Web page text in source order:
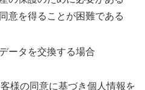
意を得ることが困難である
ータを交換する場合
様の同意に基づき個人情報を